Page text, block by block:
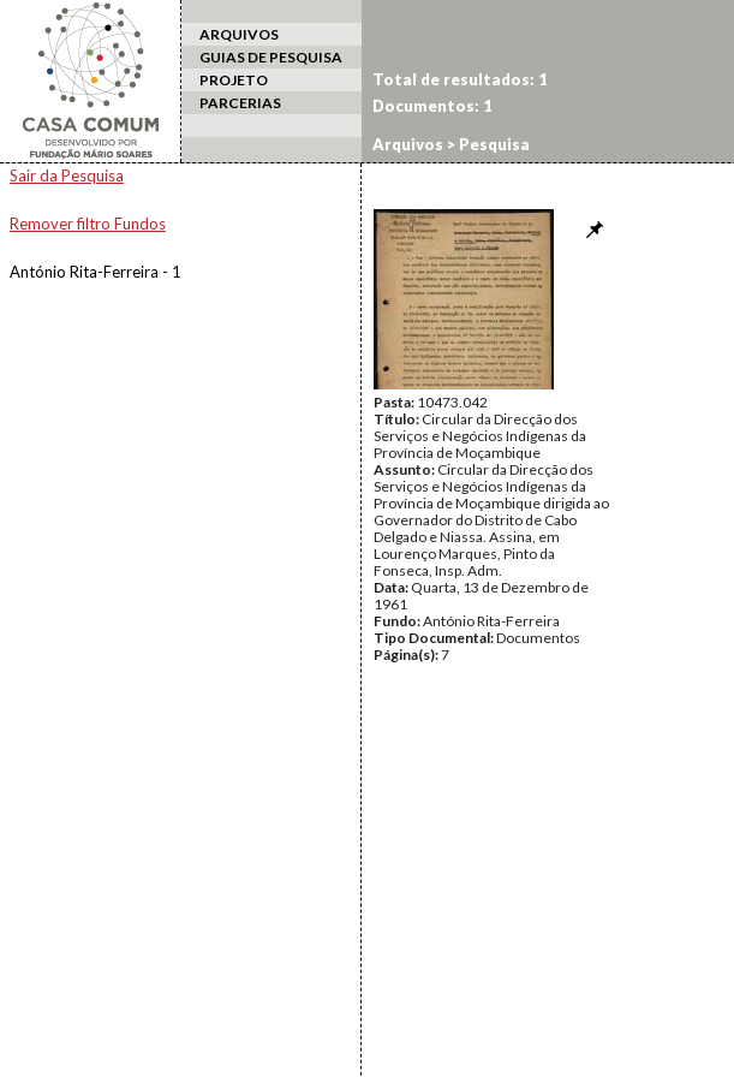
ARQUIVOS
GUIAS DE PESQUISA
PROJETO
PARCERIAS
Arquivos > Pesquisa
Sair da Pesquisa
Remover filtro Fundos
António Rita-Ferreira - 1
Total de resultados: 1
Documentos: 1
Pasta: 10473.042
Título: Circular da Direcção dos
Serviços e Negócios Indígenas da
Província de Moçambique
Assunto: Circular da Direcção dos
Serviços e Negócios Indígenas da
Província de Moçambique dirigida ao
Governador do Distrito de Cabo
Delgado e Niassa. Assina, em
Lourenço Marques, Pinto da
Fonseca, Insp. Adm.
Data: Quarta, 13 de Dezembro de
1961
Fundo:António Rita-Ferreira
Tipo Documental:Documentos
Página(s):7